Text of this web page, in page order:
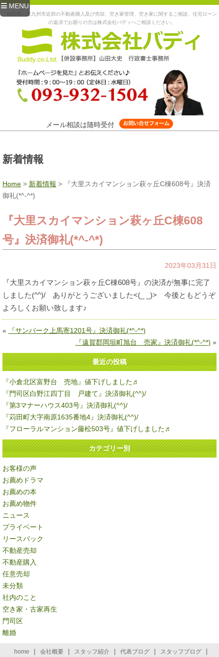
MENU
福岡県、北九州市近郊の不動産購入及び売却、空き家管理、空き家に関するご相談、住宅ローン
の返済でお困りの方は株式会社バディへご相談ください。
メール相談は随時受付
新着情報
Home > 新着情報 >
『大里スカイマンション萩ヶ丘C棟608号』決済
御礼(*^-^*)
『大里スカイマンション萩ヶ丘C棟608
号』決済御礼(*^-^*)
2023年03月31日
『大里スカイマンション萩ヶ丘C棟608号』の決済が無事に完了
しました(^^)/ ありがとうございました<(_ _)> 今後ともどうぞ
よろしくお願い致します♪
«
『サンパーク上馬寄1201号』決済御礼(*^-^*)
『遠賀郡岡垣町旭台 売家』決済御礼(*^-^*) »
最近の投稿
『小倉北区富野台 売地』値下げしました♬
『門司区白野江四丁目 戸建て』決済御礼(^^)/
『第3マナーハウス403号』決済御礼(^^)/
『苅田町大字南原1635番地4』決済御礼(^^)/
『フローラルマンション藤松503号』値下げしました♬
カテゴリー別
お客様の声
お薦めドラマ
お薦めの本
お薦め物件
ニュース
プライベート
リースバック
不動産売却
不動産購入
任意売却
未分類
社内のこと
空き家・古家再生
門司区
離婚
home | 会社概要 | スタッフ紹介 | 代表ブログ | スタッフブログ |